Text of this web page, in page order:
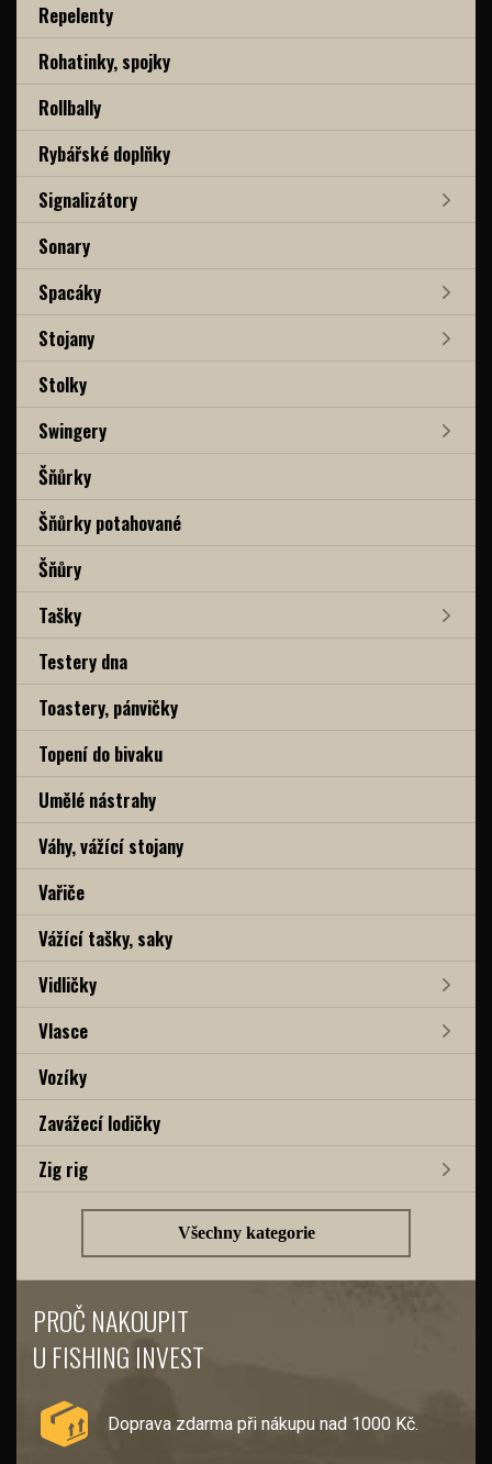
Repelenty
Rohatinky, spojky
Rollbally
Rybářské doplňky
Signalizátory
Sonary
Spacáky
Stojany
Stolky
Swingery
Šňůrky
Šňůrky potahované
Šňůry
Tašky
Testery dna
Toastery, pánvičky
Topení do bivaku
Umělé nástrahy
Váhy, vážící stojany
Vařiče
Vážící tašky, saky
Vidličky
Vlasce
Vozíky
Zavážecí lodičky
Zig rig
Všechny kategorie
PROČ NAKOUPIT
U FISHING INVEST
Doprava zdarma při nákupu nad 1000 Kč.